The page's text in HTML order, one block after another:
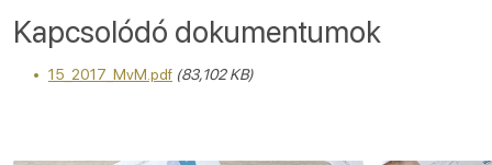
Kapcsolódó dokumentumok
15_2017_MvM.pdf (83,102 KB)